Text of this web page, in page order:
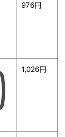
976円
1,026円